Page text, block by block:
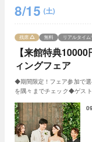
8/15 (土)
【来館特典
ィングフェア
残席 無料 リアルタイ
◆期間限定！フェア参加で
を隅々までチェック◆ゲス